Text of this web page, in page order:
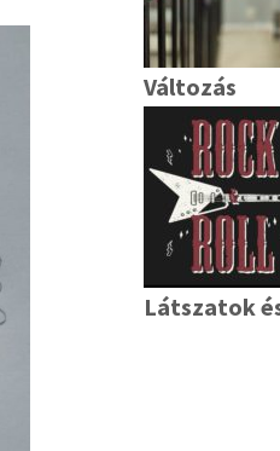
Változás
Látszatok